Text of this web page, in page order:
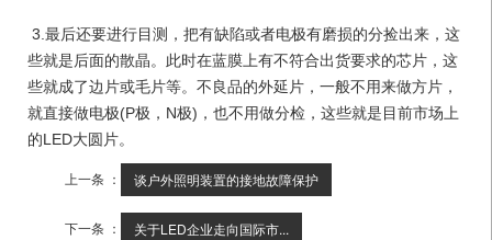
些就是后面的散晶。此时在蓝膜上有不符合出货要求的芯片，这
些就成了边片或毛片等。不良品的外延片，一般不用来做方片，
就直接做电极(P极，N极)，也不用做分检，这些就是目前市场上
的LED大圆片。
上一条 ： 谈户外照明装置的接地故障保护
下一条 ： 关于LED企业走向国际市...